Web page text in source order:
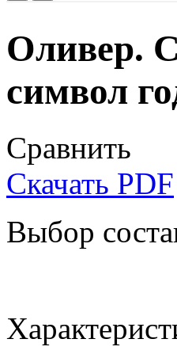
Оливер.
символ
Сравнить
Скачать PDF
Выбор